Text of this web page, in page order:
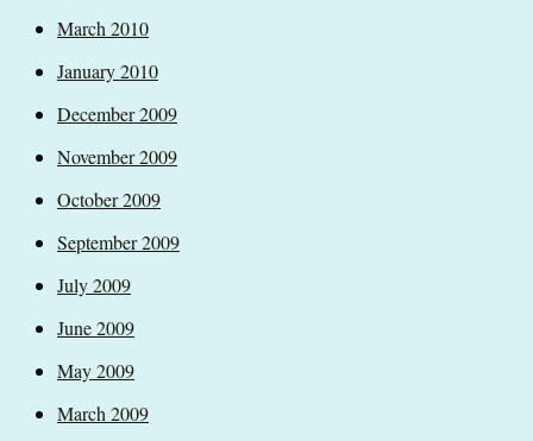
March 2010
January 2010
December 2009
November 2009
October 2009
September 2009
July 2009
June 2009
May 2009
March 2009